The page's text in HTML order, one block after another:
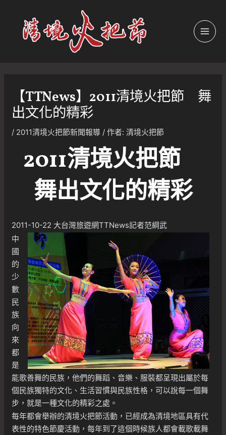
【TTNews】2011清境火把節 舞
出文化的精彩
/ 2011清境火把節新聞報導 / 作者:清境火把節
2011清境火把節
舞出文化的精彩
2011-10-22 大台灣旅遊網TTNews記者范綱武
中
國
的
少
數
民
族
向
來
都
是
能歌善舞的民族，他們的舞蹈、音樂、服裝都呈現出屬於每
個民族獨特的文化、生活習慣與民族性格，可以說每一個舞
步，就是一種文化的精彩之處。
每年都會舉辦的清境火把節活動，已經成為清境地區具有代
表性的特色節慶活動，每年到了這個時候族人都會載歌載舞